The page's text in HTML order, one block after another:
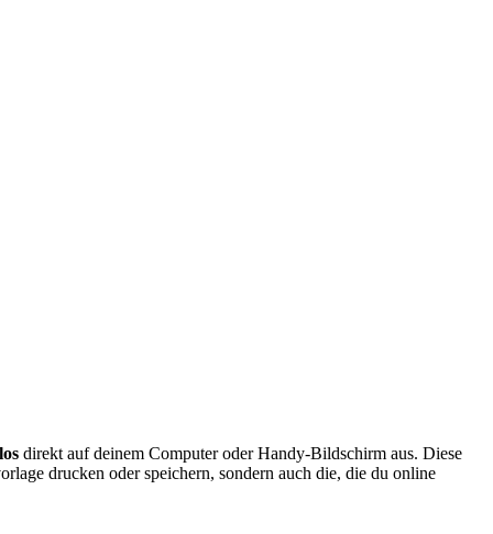
direkt auf deinem Computer oder Handy-Bildschirm aus. Diese
drucken oder speichern, sondern auch die, die du online